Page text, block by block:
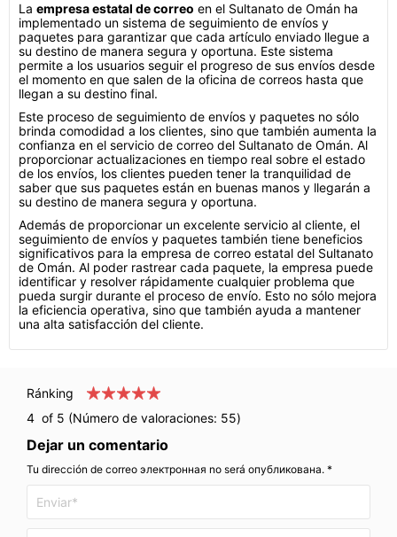
La empresa estatal de correo en el Sultanato de Omán ha
implementado un sistema de seguimiento de envíos y
paquetes para garantizar que cada artículo enviado llegue a
su destino de manera segura y oportuna. Este sistema
permite a los usuarios seguir el progreso de sus envíos desde
el momento en que salen de la oficina de correos hasta que
llegan a su destino final.
Este proceso de seguimiento de envíos y paquetes no sólo
brinda comodidad a los clientes, sino que también aumenta la
confianza en el servicio de correo del Sultanato de Omán. Al
proporcionar actualizaciones en tiempo real sobre el estado
de los envíos, los clientes pueden tener la tranquilidad de
saber que sus paquetes están en buenas manos y llegarán a
su destino de manera segura y oportuna.
Además de proporcionar un excelente servicio al cliente, el
seguimiento de envíos y paquetes también tiene beneficios
significativos para la empresa de correo estatal del Sultanato
de Omán. Al poder rastrear cada paquete, la empresa puede
identificar y resolver rápidamente cualquier problema que
pueda surgir durante el proceso de envío. Esto no sólo mejora
la eficiencia operativa, sino que también ayuda a mantener
una alta satisfacción del cliente.
Ránking
4 of 5 (Número de valoraciones: 55)
Dejar un comentario
Tu dirección de correo электронная no será опубликована. *